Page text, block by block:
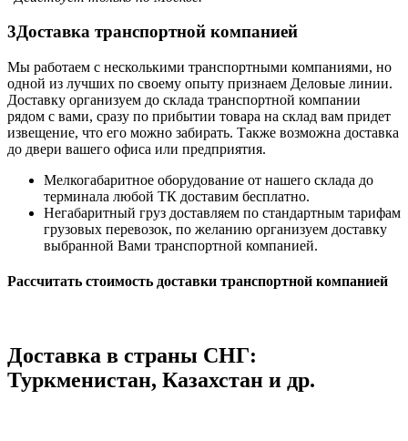
3Доставка транспортной компанией
Мы работаем с несколькими транспортными компаниями, но
одной из лучших по своему опыту признаем Деловые линии.
Доставку организуем до склада транспортной компании
рядом с вами, сразу по прибытии товара на склад вам придет
извещение, что его можно забирать. Также возможна доставка
до двери вашего офиса или предприятия.
Мелкогабаритное оборудование от нашего склада до
терминала любой ТК доставим бесплатно.
Негабаритный груз доставляем по стандартным тарифам
грузовых перевозок, по желанию организуем доставку
выбранной Вами транспортной компанией.
Рассчитать стоимость доставки транспортной компанией
Доставка в страны СНГ:
Туркменистан, Казахстан и др.